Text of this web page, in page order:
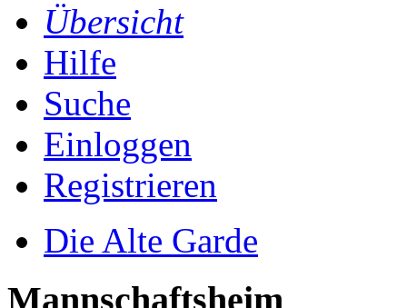
Übersicht
Hilfe
Suche
Einloggen
Registrieren
Die Alte Garde
Mannschaftsheim